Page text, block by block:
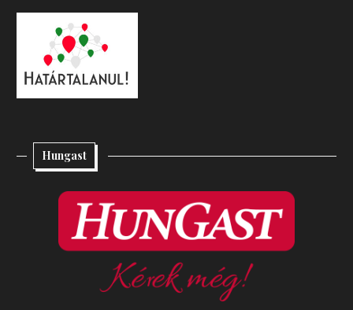
Hungast